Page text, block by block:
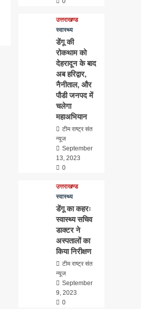
उत्तराखण्ड
स्वास्थ्य
डेंगू की
रोकथाम को
देहरादून के बाद
अब हरिद्वार,
नैनीताल, और
पौडी जनपद में
चलेगा
महाअभियान
टीम राष्ट्र संत
न्यूज
September
13, 2023
0
उत्तराखण्ड
स्वास्थ्य
डेंगू का कहरः
स्वास्थ्य सचिव
डाक्टर ने
अस्पतालों का
किया निरीक्षण
टीम राष्ट्र संत
न्यूज
September
9, 2023
0